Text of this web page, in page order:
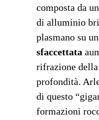
composta da
di alluminio
plasmano su
sfaccettata
rifrazione
profondità.
di questo
formazioni